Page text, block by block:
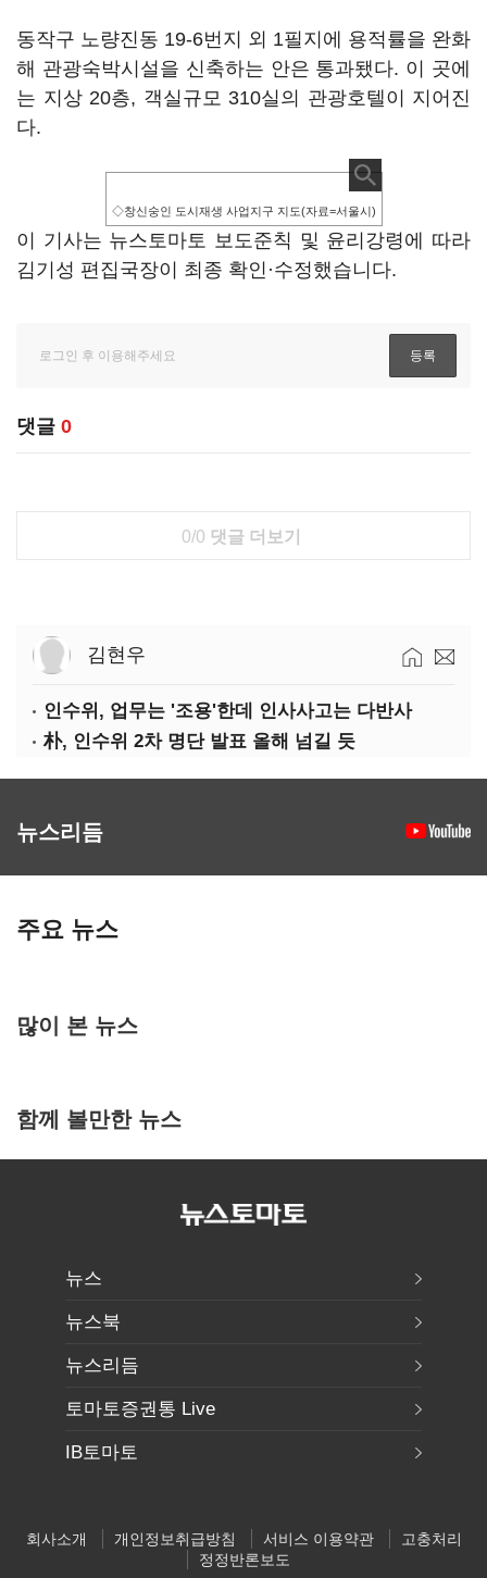
동작구 노량진동 19-6번지 외 1필지에 용적률을 완화
해 관광숙박시설을 신축하는 안은 통과됐다. 이 곳에
는 지상 20층, 객실규모 310실의 관광호텔이 지어진
다.
◇창신숭인 도시재생 사업지구 지도(자료=서울시)
이 기사는 뉴스토마토 보도준칙 및 윤리강령에 따라
김기성 편집국장이 최종 확인·수정했습니다.
댓글 0
0/0 댓글 더보기
김현우
인수위, 업무는 '조용'한데 인사사고는 다반사
朴, 인수위 2차 명단 발표 올해 넘길 듯
뉴스리듬
주요 뉴스
많이 본 뉴스
함께 볼만한 뉴스
뉴스
뉴스북
뉴스리듬
토마토증권통 Live
IB토마토
회사소개 개인정보취급방침 서비스 이용약관
고충처리
정정반론보도